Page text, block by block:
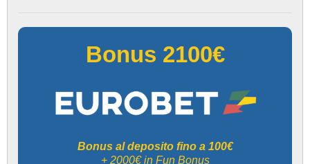
Bonus 2100€
Bonus al deposito fino a 100€
+ 2000€ in Fun Bonus